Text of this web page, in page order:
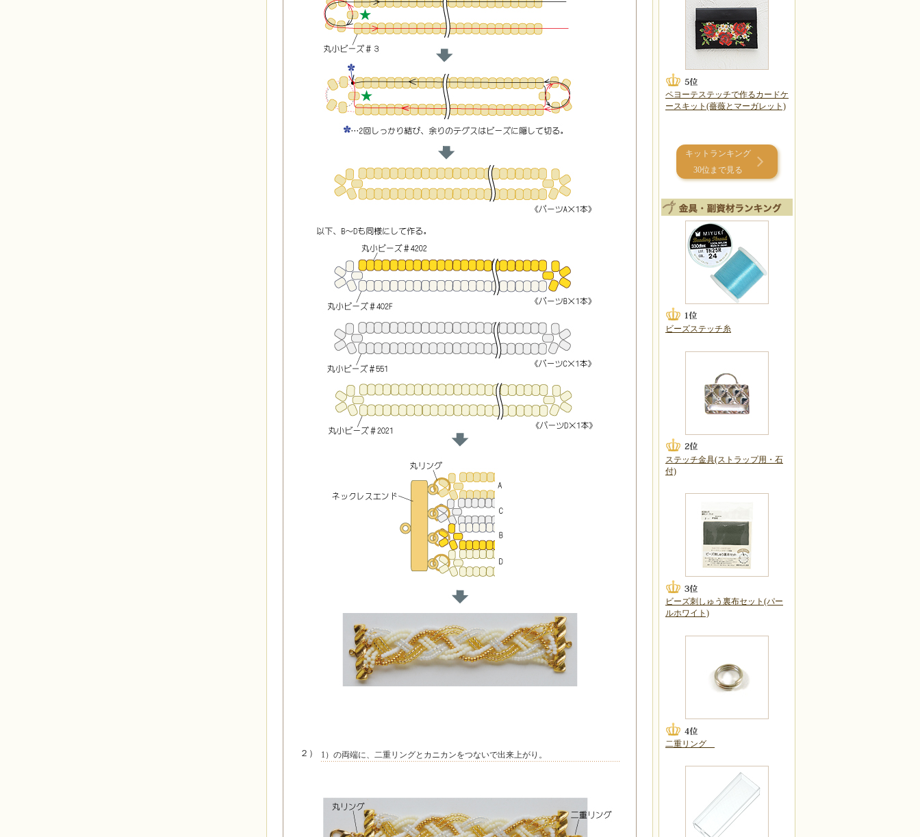
２） 1）の両端に、二重リングとカニカンをつないで出来上がり。
ペヨーテステッチで作るカードケ
ースキット(薔薇とマーガレット)
キットランキング
30位まで見る
ビーズステッチ糸
ステッチ金具(ストラップ用・石
付)
ビーズ刺しゅう裏布セット(パー
ルホワイト)
二重リング